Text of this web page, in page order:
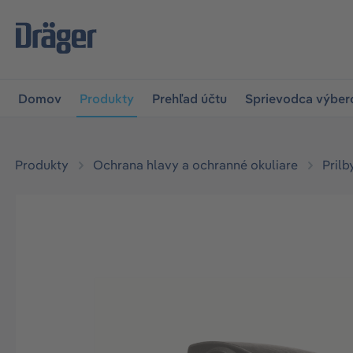
na hlavnú navigáciu
Domov Produkty Prehľad účtu Sprievodca
Produkty Ochrana hlavy a ochranné okuliare